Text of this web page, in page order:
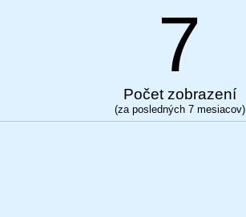
7
Počet zobrazení
(za posledných 7 mesiacov)